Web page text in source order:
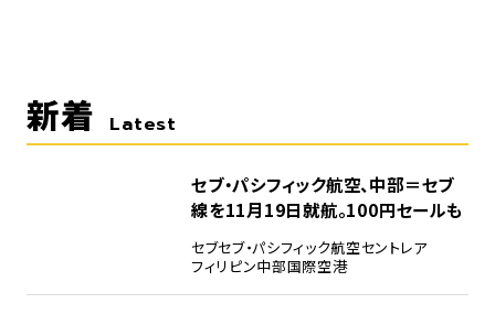
新着 Latest
セブ・パシフィック航空、中部＝セブ
線を11月19日就航。100円セールも
セブセブ・パシフィック航空セントレア
フィリピン中部国際空港